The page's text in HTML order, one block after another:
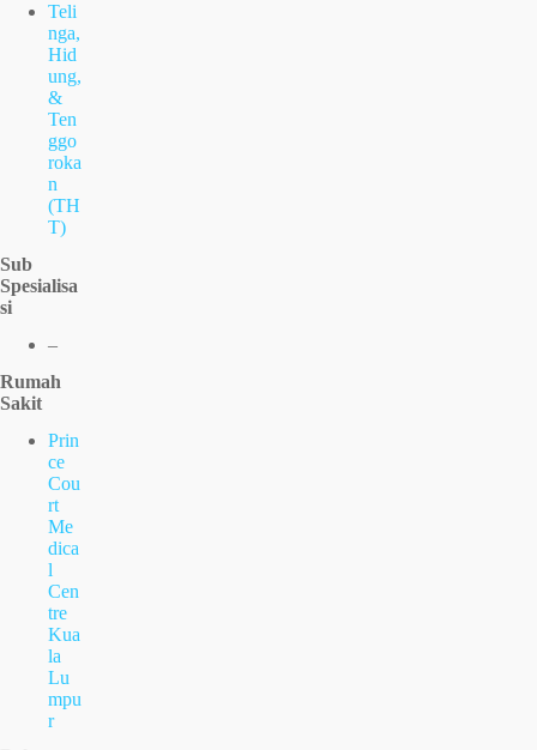
Teli
nga,
Hid
ung,
&
Ten
ggo
roka
n
(TH
T)
Sub
Spesialisa
si
–
Rumah
Sakit
Prin
ce
Cou
rt
Me
dica
l
Cen
tre
Kua
la
Lu
mpu
r